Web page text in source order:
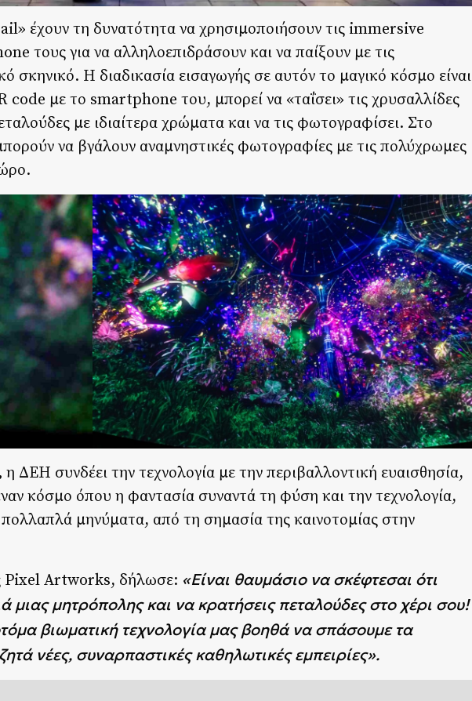
έχουν τη δυνατότητα να χρησιμοποιήσουν τις immersive
τους για να αλληλοεπιδράσουν και να παίξουν με τις
σκηνικό. Η διαδικασία εισαγωγής σε αυτόν το μαγικό κόσμο είναι
με το smartphone του, μπορεί να «ταΐσει» τις χρυσαλλίδες
με ιδιαίτερα χρώματα και να τις φωτογραφίσει. Στο
να βγάλουν αναμνηστικές φωτογραφίες με τις πολύχρωμες
η ΔΕΗ συνδέει την τεχνολογία με την περιβαλλοντική ευαισθησία,
κόσμο όπου η φαντασία συναντά τη φύση και την τεχνολογία,
μηνύματα, από τη σημασία της καινοτομίας στην
Pixel Artworks, δήλωσε: «Είναι θαυμάσιο να σκέφτεσαι ότι
μιας μητρόπολης και να κρατήσεις πεταλούδες στο χέρι σου!
βιωματική τεχνολογία μας βοηθά να σπάσουμε τα
νέες, συναρπαστικές καθηλωτικές εμπειρίες».